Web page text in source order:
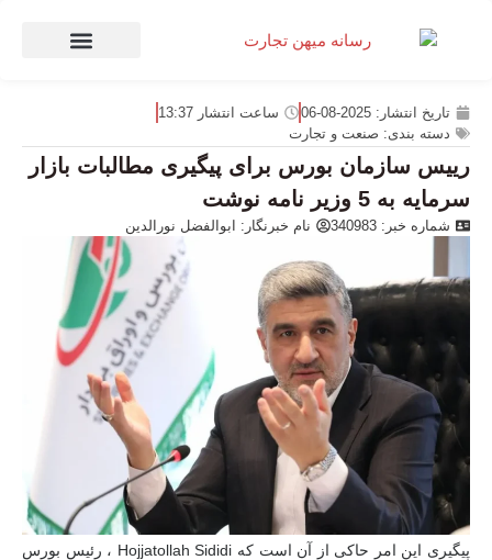
تاریخ انتشار: 2025-08-06 ساعت انتشار 13:37
دسته بندی: صنعت و تجارت
رییس سازمان بورس برای پیگیری مطالبات بازار
سرمایه به 5 وزیر نامه نوشت
شماره خبر: 340983 نام خبرنگار: ابوالفضل نورالدین
پیگیری این امر حاکی از آن است که Hojjatollah Sididi ، رئیس بورس